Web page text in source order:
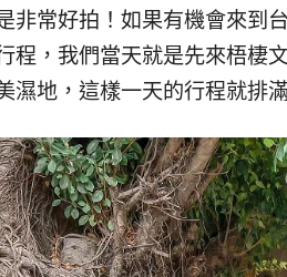
非常好拍！如果有機會來到
程，我們當天就是先來梧棲
濕地，這樣一天的行程就排滿